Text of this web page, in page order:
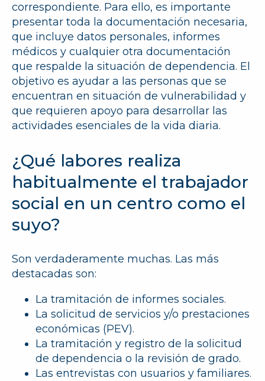
correspondiente. Para ello, es importante
presentar toda la documentación necesaria,
que incluye datos personales, informes
médicos y cualquier otra documentación
que respalde la situación de dependencia. El
objetivo es ayudar a las personas que se
encuentran en situación de vulnerabilidad y
que requieren apoyo para desarrollar las
actividades esenciales de la vida diaria.
¿Qué labores realiza
habitualmente el trabajador
social en un centro como el
suyo?
Son verdaderamente muchas. Las más
destacadas son:
La tramitación de informes sociales.
La solicitud de servicios y/o prestaciones
económicas (PEV).
La tramitación y registro de la solicitud
de dependencia o la revisión de grado.
Las entrevistas con usuarios y familiares.